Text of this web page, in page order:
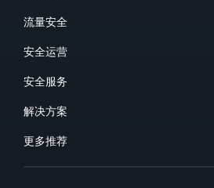
流量安全
安全运营
安全服务
解决方案
更多推荐